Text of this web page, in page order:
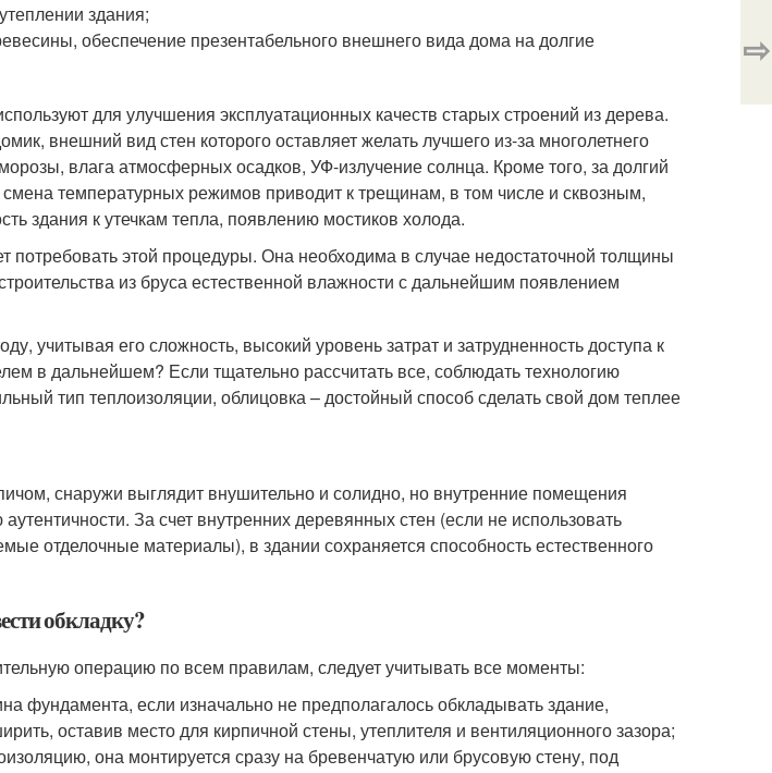
здания;
обеспечение презентабельного внешнего вида дома на долгие
для улучшения эксплуатационных качеств старых строений из дерева.
внешний вид стен которого оставляет желать лучшего из-за многолетнего
влага атмосферных осадков, УФ-излучение солнца. Кроме того, за долгий
смена температурных режимов приводит к трещинам, в том числе и сквозным,
здания к утечкам тепла, появлению мостиков холода.
этой процедуры. Она необходима в случае недостаточной толщины
из бруса естественной влажности с дальнейшим появлением
учитывая его сложность, высокий уровень затрат и затрудненность доступа к
в дальнейшем? Если тщательно рассчитать все, соблюдать технологию
тип теплоизоляции, облицовка – достойный способ сделать свой дом теплее
снаружи выглядит внушительно и солидно, но внутренние помещения
За счет внутренних деревянных стен (если не использовать
отделочные материалы), в здании сохраняется способность естественного
обкладку?
операцию по всем правилам, следует учитывать все моменты:
фундамента, если изначально не предполагалось обкладывать здание,
оставив место для кирпичной стены, утеплителя и вентиляционного зазора;
она монтируется сразу на бревенчатую или брусовую стену, под
⇨